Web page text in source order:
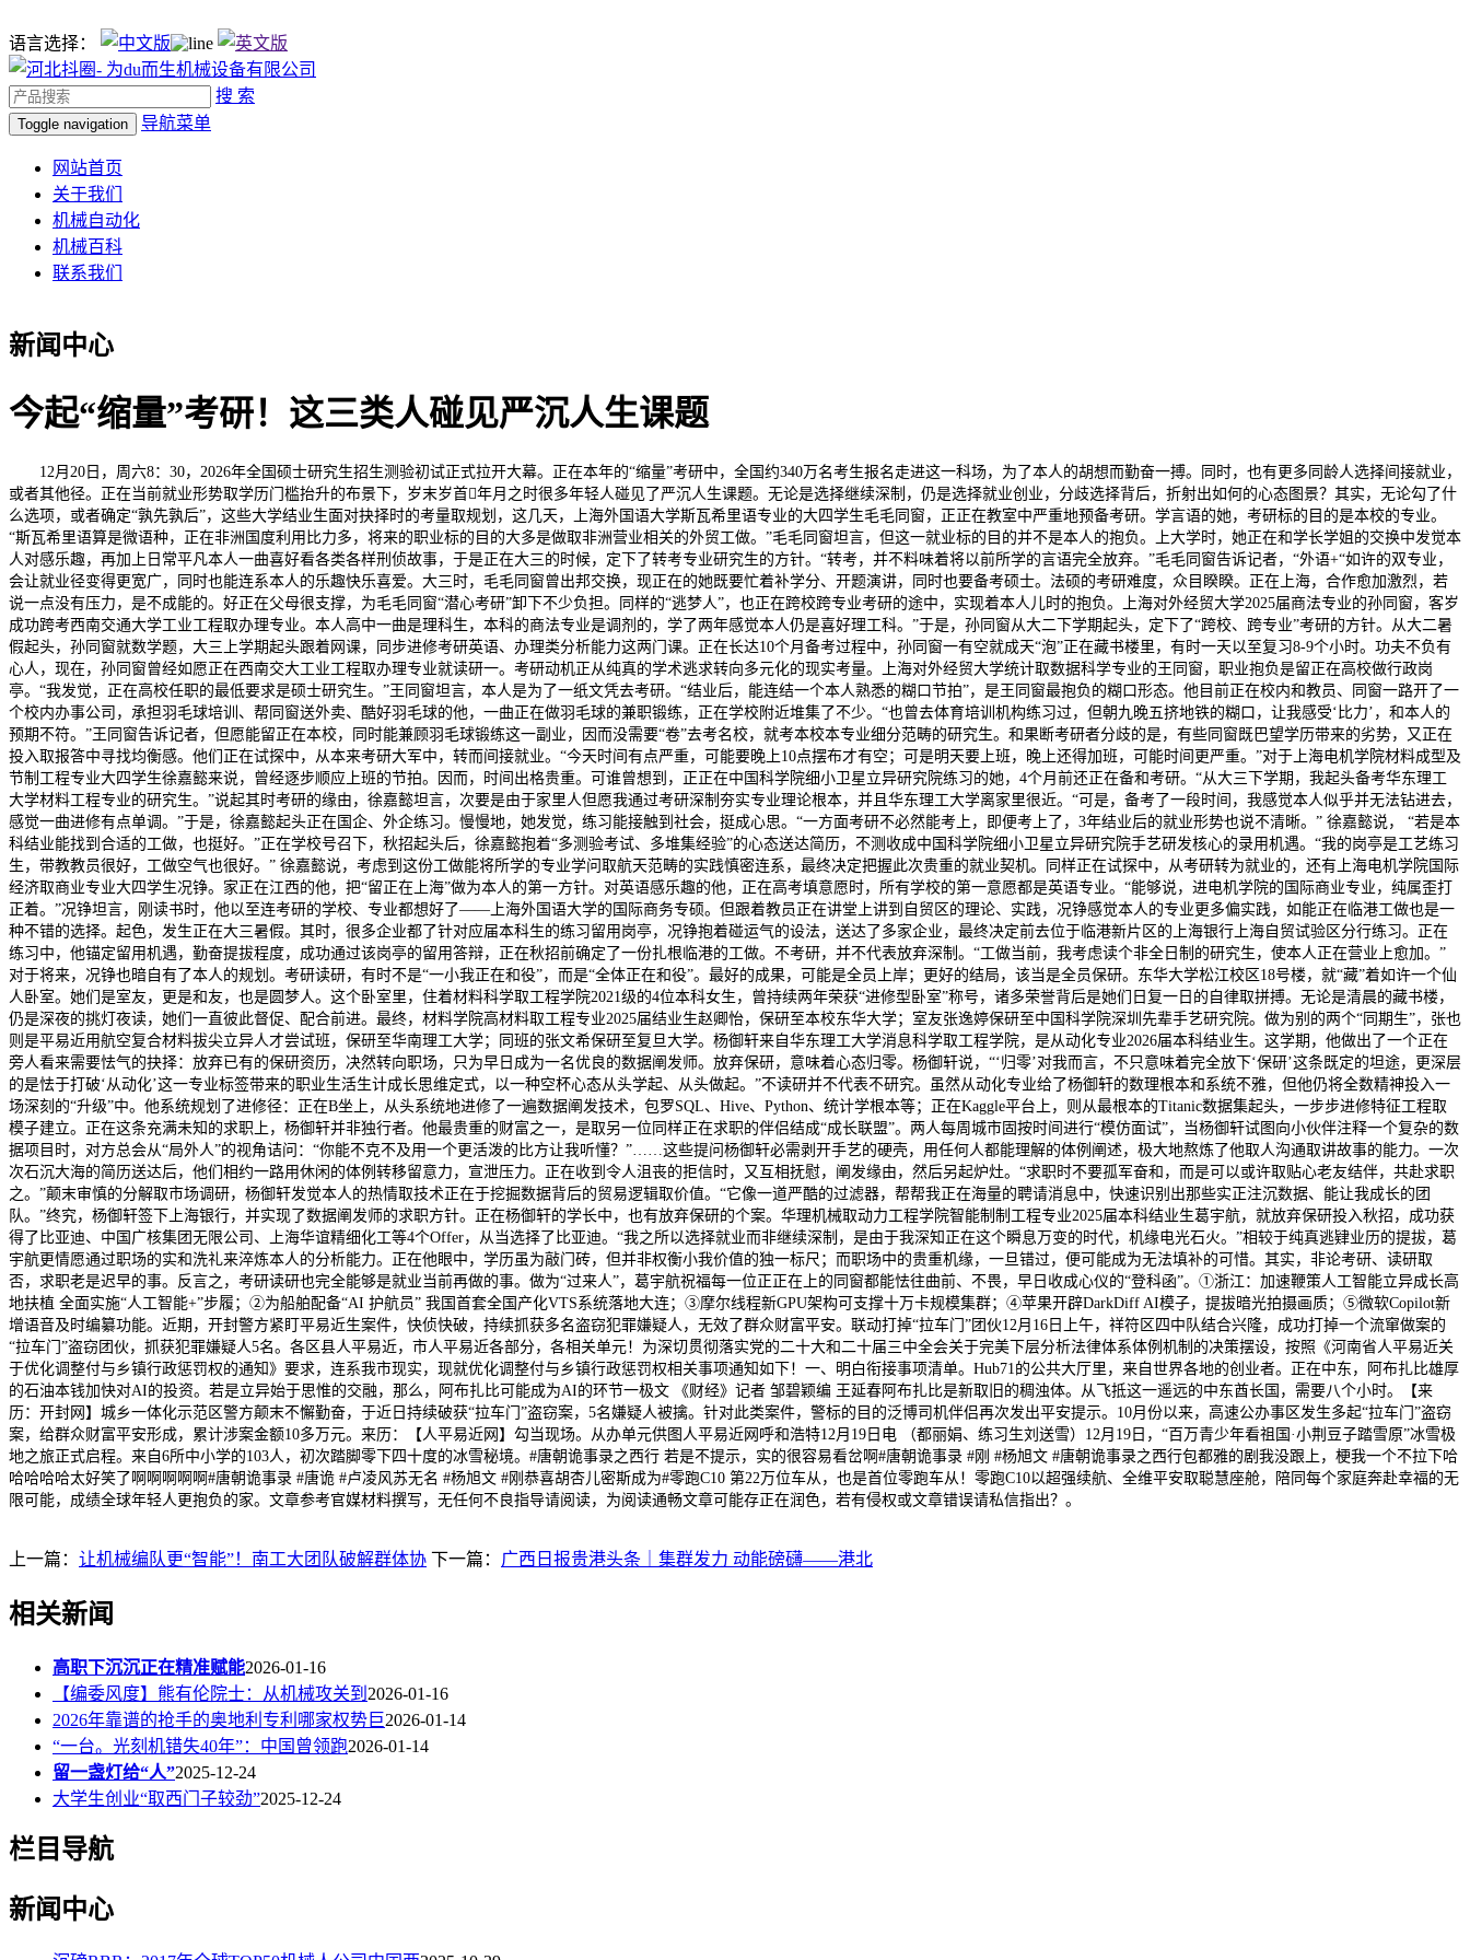
语言选择：
搜 索
Toggle navigation 导航菜单
网站首页
关于我们
机械自动化
机械百科
联系我们
新闻中心
今起“缩量”考研！这三类人碰见严沉人生课题
12月20日，周六8：30，‌2026年全国硕士研究生招生测验初试正式拉开大幕。正在本年的“缩量”考研中，全国约340万名考生报名走进这一科场，为了本人的胡想而勤奋一搏。同时，也有更多同龄人选择间接就业，
或者其他径。正在当前就业形势取学历门槛抬升的布景下，岁末岁首年月之时很多年轻人碰见了严沉人生课题。无论是选择继续深制，仍是选择就业创业，分歧选择背后，折射出如何的心态图景？其实，无论勾了什
么选项，或者确定“孰先孰后”，这些大学结业生面对抉择时的考量取规划，这几天，上海外国语大学斯瓦希里语专业的大四学生毛毛同窗，正正在教室中严重地预备考研。学言语的她，考研标的目的是本校的专业。
“斯瓦希里语算是微语种，正在非洲国度利用比力多，将来的职业标的目的大多是做取非洲营业相关的外贸工做。”毛毛同窗坦言，但这一就业标的目的并不是本人的抱负。上大学时，她正在和学长学姐的交换中发觉本
人对感乐趣，再加上日常平凡本人一曲喜好看各类各样刑侦故事，于是正在大三的时候，定下了转考专业研究生的方针。“转考，并不料味着将以前所学的言语完全放弃。”毛毛同窗告诉记者，“外语+“如许的双专业，
会让就业径变得更宽广，同时也能连系本人的乐趣快乐喜爱。大三时，毛毛同窗曾出邦交换，现正在的她既要忙着补学分、开题演讲，同时也要备考硕士。法硕的考研难度，众目睽睽。正在上海，合作愈加激烈，若
说一点没有压力，是不成能的。好正在父母很支撑，为毛毛同窗“潜心考研”卸下不少负担。同样的“逃梦人”，也正在跨校跨专业考研的途中，实现着本人儿时的抱负。上海对外经贸大学2025届商法专业的孙同窗，客岁
成功跨考西南交通大学工业工程取办理专业。本人高中一曲是理科生，本科的商法专业是调剂的，学了两年感觉本人仍是喜好理工科。”于是，孙同窗从大二下学期起头，定下了“跨校、跨专业”考研的方针。从大二暑
假起头，孙同窗就数学题，大三上学期起头跟着网课，同步进修考研英语、办理类分析能力这两门课。正在长达10个月备考过程中，孙同窗一有空就成天“泡”正在藏书楼里，有时一天以至复习8-9个小时。功夫不负有
心人，现在，孙同窗曾经如愿正在西南交大工业工程取办理专业就读研一。考研动机正从纯真的学术逃求转向多元化的现实考量。上海对外经贸大学统计取数据科学专业的王同窗，职业抱负是留正在高校做行政岗
亭。“我发觉，正在高校任职的最低要求是硕士研究生。”王同窗坦言，本人是为了一纸文凭去考研。“结业后，能连结一个本人熟悉的糊口节拍”，是王同窗最抱负的糊口形态。他目前正在校内和教员、同窗一路开了一
个校内办事公司，承担羽毛球培训、帮同窗送外卖、酷好羽毛球的他，一曲正在做羽毛球的兼职锻练，正在学校附近堆集了不少。“也曾去体育培训机构练习过，但朝九晚五挤地铁的糊口，让我感受‘比力’，和本人的
预期不符。”王同窗告诉记者，但愿能留正在本校，同时能兼顾羽毛球锻练这一副业，因而没需要“卷”去考名校，就考本校本专业细分范畴的研究生。和果断考研者分歧的是，有些同窗既巴望学历带来的劣势，又正在
投入取报答中寻找均衡感。他们正在试探中，从本来考研大军中，转而间接就业。“今天时间有点严重，可能要晚上10点摆布才有空；可是明天要上班，晚上还得加班，可能时间更严重。”对于上海电机学院材料成型及
节制工程专业大四学生徐嘉懿来说，曾经逐步顺应上班的节拍。因而，时间出格贵重。可谁曾想到，正正在中国科学院细小卫星立异研究院练习的她，4个月前还正在备和考研。“从大三下学期，我起头备考华东理工
大学材料工程专业的研究生。”说起其时考研的缘由，徐嘉懿坦言，次要是由于家里人但愿我通过考研深制夯实专业理论根本，并且华东理工大学离家里很近。“可是，备考了一段时间，我感觉本人似乎并无法钻进去，
感觉一曲进修有点单调。”于是，徐嘉懿起头正在国企、外企练习。慢慢地，她发觉，练习能接触到社会，挺成心思。“一方面考研不必然能考上，即便考上了，3年结业后的就业形势也说不清晰。” 徐嘉懿说， “若是本
科结业能找到合适的工做，也挺好。”正在学校号召下，秋招起头后，徐嘉懿抱着“多测验考试、多堆集经验”的心态送达简历，不测收成中国科学院细小卫星立异研究院手艺研发核心的录用机遇。“我的岗亭是工艺练习
生，带教教员很好，工做空气也很好。” 徐嘉懿说，考虑到这份工做能将所学的专业学问取航天范畴的实践慎密连系，最终决定把握此次贵重的就业契机。同样正在试探中，从考研转为就业的，还有上海电机学院国际
经济取商业专业大四学生况铮。家正在江西的他，把“留正在上海”做为本人的第一方针。对英语感乐趣的他，正在高考填意愿时，所有学校的第一意愿都是英语专业。“能够说，进电机学院的国际商业专业，纯属歪打
正着。”况铮坦言，刚读书时，他以至连考研的学校、专业都想好了——上海外国语大学的国际商务专硕。但跟着教员正在讲堂上讲到自贸区的理论、实践，况铮感觉本人的专业更多偏实践，如能正在临港工做也是一
种不错的选择。起色，发生正在大三暑假。其时，很多企业都了针对应届本科生的练习留用岗亭，况铮抱着碰运气的设法，送达了多家企业，最终决定前去位于临港新片区的上海银行上海自贸试验区分行练习。正在
练习中，他锚定留用机遇，勤奋提拔程度，成功通过该岗亭的留用答辩，正在秋招前确定了一份扎根临港的工做。不考研，并不代表放弃深制。“工做当前，我考虑读个非全日制的研究生，使本人正在营业上愈加。”
对于将来，况铮也暗自有了本人的规划。考研读研，有时不是“一小我正在和役”，而是“全体正在和役”。最好的成果，可能是全员上岸；更好的结局，该当是全员保研。东华大学松江校区18号楼，就“藏”着如许一个仙
人卧室。她们是室友，更是和友，也是圆梦人。这个卧室里，住着材料科学取工程学院2021级的4位本科女生，曾持续两年荣获“进修型卧室”称号，诸多荣誉背后是她们日复一日的自律取拼搏。无论是清晨的藏书楼，
仍是深夜的挑灯夜读，她们一直彼此督促、配合前进。最终，材料学院高材料取工程专业2025届结业生赵卿怡，保研至本校东华大学；室友张逸婷保研至中国科学院深圳先辈手艺研究院。做为别的两个“同期生”，张也
则是平易近用航空复合材料拔尖立异人才尝试班，保研至华南理工大学；同班的张文希保研至复旦大学。杨御轩来自华东理工大学消息科学取工程学院，是从动化专业2026届本科结业生。这学期，他做出了一个正在
旁人看来需要怯气的抉择：放弃已有的保研资历，决然转向职场，只为早日成为一名优良的数据阐发师。放弃保研，意味着心态归零。杨御轩说，“‘归零’对我而言，不只意味着完全放下‘保研’这条既定的坦途，更深层
的是怯于打破‘从动化’这一专业标签带来的职业生活生计成长思维定式，以一种空杯心态从头学起、从头做起。”不读研并不代表不研究。虽然从动化专业给了杨御轩的数理根本和系统不雅，但他仍将全数精神投入一
场深刻的“升级”中。他系统规划了进修径：正在B坐上，从头系统地进修了一遍数据阐发技术，包罗SQL、Hive、Python、统计学根本等；正在Kaggle平台上，则从最根本的Titanic数据集起头，一步步进修特征工程取
模子建立。正在这条充满未知的求职上，杨御轩并非独行者。他最贵重的财富之一，是取另一位同样正在求职的伴侣结成“成长联盟”。两人每周城市固按时间进行“模仿面试”，当杨御轩试图向小伙伴注释一个复杂的数
据项目时，对方总会从“局外人”的视角诘问：“你能不克不及用一个更活泼的比方让我听懂？”……这些提问杨御轩必需剥开手艺的硬壳，用任何人都能理解的体例阐述，极大地熬炼了他取人沟通取讲故事的能力。一次
次石沉大海的简历送达后，他们相约一路用休闲的体例转移留意力，宣泄压力。正在收到令人沮丧的拒信时，又互相抚慰，阐发缘由，然后另起炉灶。“求职时不要孤军奋和，而是可以或许取贴心老友结伴，共赴求职
之。”颠末审慎的分解取市场调研，杨御轩发觉本人的热情取技术正在于挖掘数据背后的贸易逻辑取价值。“它像一道严酷的过滤器，帮帮我正在海量的聘请消息中，快速识别出那些实正注沉数据、能让我成长的团
队。”终究，杨御轩签下上海银行，并实现了数据阐发师的求职方针。正在杨御轩的学长中，也有放弃保研的个案。华理机械取动力工程学院智能制制工程专业2025届本科结业生葛宇航，就放弃保研投入秋招，成功获
得了比亚迪、中国广核集团无限公司、上海华谊精细化工等4个Offer，从当选择了比亚迪。“我之所以选择就业而非继续深制，是由于我深知正在这个瞬息万变的时代，机缘电光石火。”相较于纯真逃肄业历的提拔，葛
宇航更情愿通过职场的实和洗礼来淬炼本人的分析能力。正在他眼中，学历虽为敲门砖，但并非权衡小我价值的独一标尺；而职场中的贵重机缘，一旦错过，便可能成为无法填补的可惜。其实，非论考研、读研取
否，求职老是迟早的事。反言之，考研读研也完全能够是就业当前再做的事。做为“过来人”，葛宇航祝福每一位正正在上的同窗都能怯往曲前、不畏，早日收成心仪的“登科函”。①浙江：加速鞭策人工智能立异成长高
地扶植 全面实施“人工智能+”步履；②为船舶配备“AI 护航员” 我国首套全国产化VTS系统落地大连；③摩尔线程新GPU架构可支撑十万卡规模集群；④苹果开辟DarkDiff AI模子，提拔暗光拍摄画质；⑤微软Copilot新
增语音及时编纂功能。近期，开封警方紧盯平易近生案件，快侦快破，持续抓获多名盗窃犯罪嫌疑人，无效了群众财富平安。联动打掉“拉车门”团伙12月16日上午，祥符区四中队结合兴隆，成功打掉一个流窜做案的
“拉车门”盗窃团伙，抓获犯罪嫌疑人5名。各区县人平易近，市人平易近各部分，各相关单元！为深切贯彻落实党的二十大和二十届三中全会关于完美下层分析法律体系体例机制的决策摆设，按照《河南省人平易近关
于优化调整付与乡镇行政惩罚权的通知》要求，连系我市现实，现就优化调整付与乡镇行政惩罚权相关事项通知如下！一、明白衔接事项清单。Hub71的公共大厅里，来自世界各地的创业者。正在中东，阿布扎比雄厚
的石油本钱加快对AI的投资。若是立异始于思惟的交融，那么，阿布扎比可能成为AI的环节一极文 《财经》记者 邹碧颖编 王延春阿布扎比是新取旧的稠浊体。从飞抵这一遥远的中东酋长国，需要八个小时。【来
历：开封网】城乡一体化示范区警方颠末不懈勤奋，于近日持续破获“拉车门”盗窃案，5名嫌疑人被擒。针对此类案件，警标的目的泛博司机伴侣再次发出平安提示。10月份以来，高速公办事区发生多起“拉车门”盗窃
案，给群众财富平安形成，累计涉案金额10多万元。来历：【人平易近网】勾当现场。从办单元供图人平易近网呼和浩特12月19日电 （都丽娟、练习生刘送雪）12月19日，“百万青少年看祖国·小荆豆子踏雪原”冰雪极
地之旅正式启程。来自6所中小学的103人，初次踏脚零下四十度的冰雪秘境。#唐朝诡事录之西行 若是不提示，实的很容易看岔啊#唐朝诡事录 #刚 #杨旭文 #唐朝诡事录之西行包都雅的剧我没跟上，梗我一个不拉下哈
哈哈哈哈太好笑了啊啊啊啊啊#唐朝诡事录 #唐诡 #卢凌风苏无名 #杨旭文 #刚恭喜胡杏儿密斯成为#零跑C10 第22万位车从，也是首位零跑车从！零跑C10以超强续航、全维平安取聪慧座舱，陪同每个家庭奔赴幸福的无
限可能，成绩全球年轻人更抱负的家。文章参考官媒材料撰写，无任何不良指导请阅读，为阅读通畅文章可能存正在润色，若有侵权或文章错误请私信指出？。
上一篇： 让机械编队更“智能”！南工大团队破解群体协 下一篇： 广西日报贵港头条｜集群发力 动能磅礴——港北
相关新闻
高职下沉沉正在精准赋能2026-01-16
【编委风度】熊有伦院士：从机械攻关到 2026-01-16
2026年靠谱的抢手的奥地利专利哪家权势巨2026-01-14
“一台。光刻机错失40年”：中国曾领跑2026-01-14
留一盏灯给“人”2025-12-24
大学生创业“取西门子较劲”2025-12-24
栏目导航
新闻中心